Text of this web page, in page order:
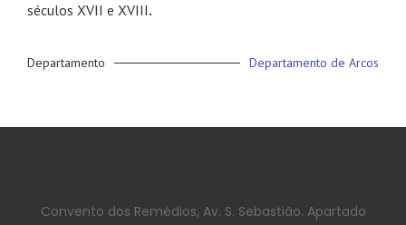
séculos XVII e XVIII.
Departamento Departamento de Arcos
Convento dos Remédios, Av. S. Sebastião. Apartado